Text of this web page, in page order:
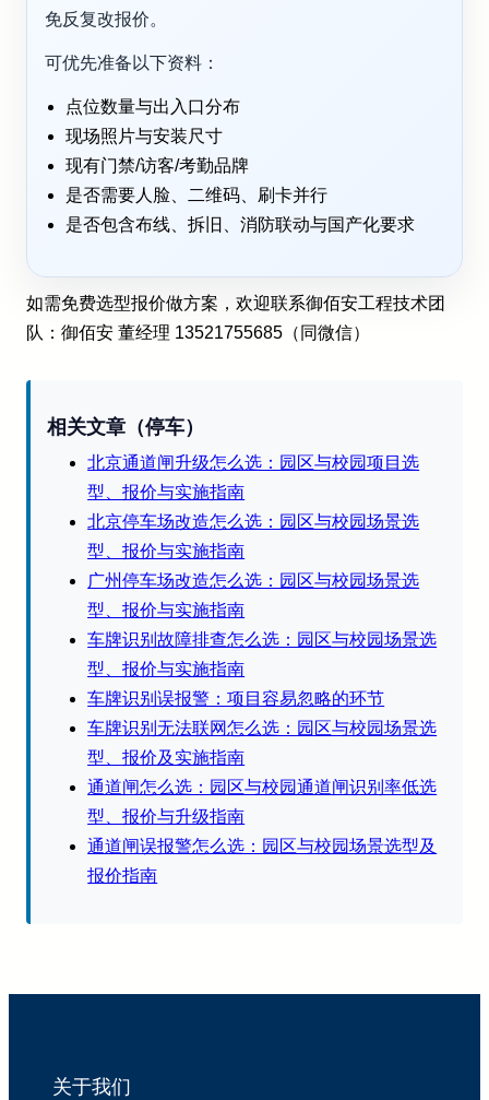
免反复改报价。
可优先准备以下资料：
点位数量与出入口分布
现场照片与安装尺寸
现有门禁/访客/考勤品牌
是否需要人脸、二维码、刷卡并行
是否包含布线、拆旧、消防联动与国产化要求
如需免费选型报价做方案，欢迎联系御佰安工程技术团
队：御佰安 董经理 13521755685（同微信）
相关文章（停车）
北京通道闸升级怎么选：园区与校园项目选
型、报价与实施指南
北京停车场改造怎么选：园区与校园场景选
型、报价与实施指南
广州停车场改造怎么选：园区与校园场景选
型、报价与实施指南
车牌识别故障排查怎么选：园区与校园场景选
型、报价与实施指南
车牌识别误报警：项目容易忽略的环节
车牌识别无法联网怎么选：园区与校园场景选
型、报价及实施指南
通道闸怎么选：园区与校园通道闸识别率低选
型、报价与升级指南
通道闸误报警怎么选：园区与校园场景选型及
报价指南
关于我们